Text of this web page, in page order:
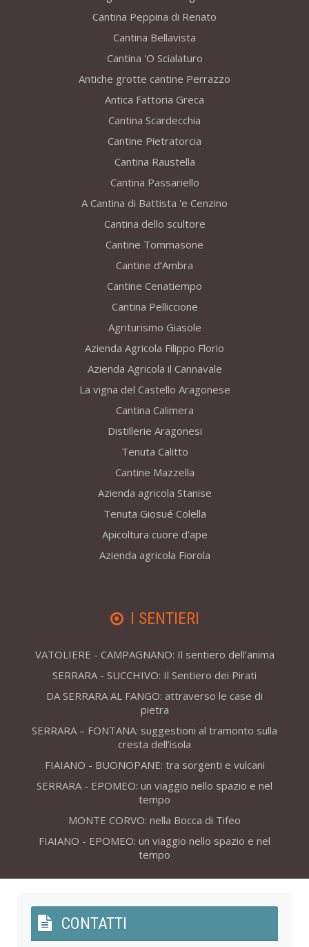
Cantina Peppina di Renato
Cantina Bellavista
Cantina 'O Scialaturo
Antiche grotte cantine Perrazzo
Antica Fattoria Greca
Cantina Scardecchia
Cantine Pietratorcia
Cantina Raustella
Cantina Passariello
A Cantina di Battista 'e Cenzino
Cantina dello scultore
Cantine Tommasone
Cantine d’Ambra
Cantine Cenatiempo
Cantina Pelliccione
Agriturismo Giasole
Azienda Agricola Filippo Florio
Azienda Agricola il Cannavale
La vigna del Castello Aragonese
Cantina Calimera
Distillerie Aragonesi
Tenuta Calitto
Cantine Mazzella
Azienda agricola Stanise
Tenuta Giosué Colella
Apicoltura cuore d'ape
Azienda agricola Fiorola
I SENTIERI
VATOLIERE - CAMPAGNANO: Il sentiero dell’anima
SERRARA - SUCCHIVO: Il Sentiero dei Pirati
DA SERRARA AL FANGO: attraverso le case di
pietra
SERRARA – FONTANA: suggestioni al tramonto sulla
cresta dell’isola
FIAIANO - BUONOPANE: tra sorgenti e vulcani
SERRARA - EPOMEO: un viaggio nello spazio e nel
tempo
MONTE CORVO: nella Bocca di Tifeo
FIAIANO - EPOMEO: un viaggio nello spazio e nel
tempo
CONTATTI